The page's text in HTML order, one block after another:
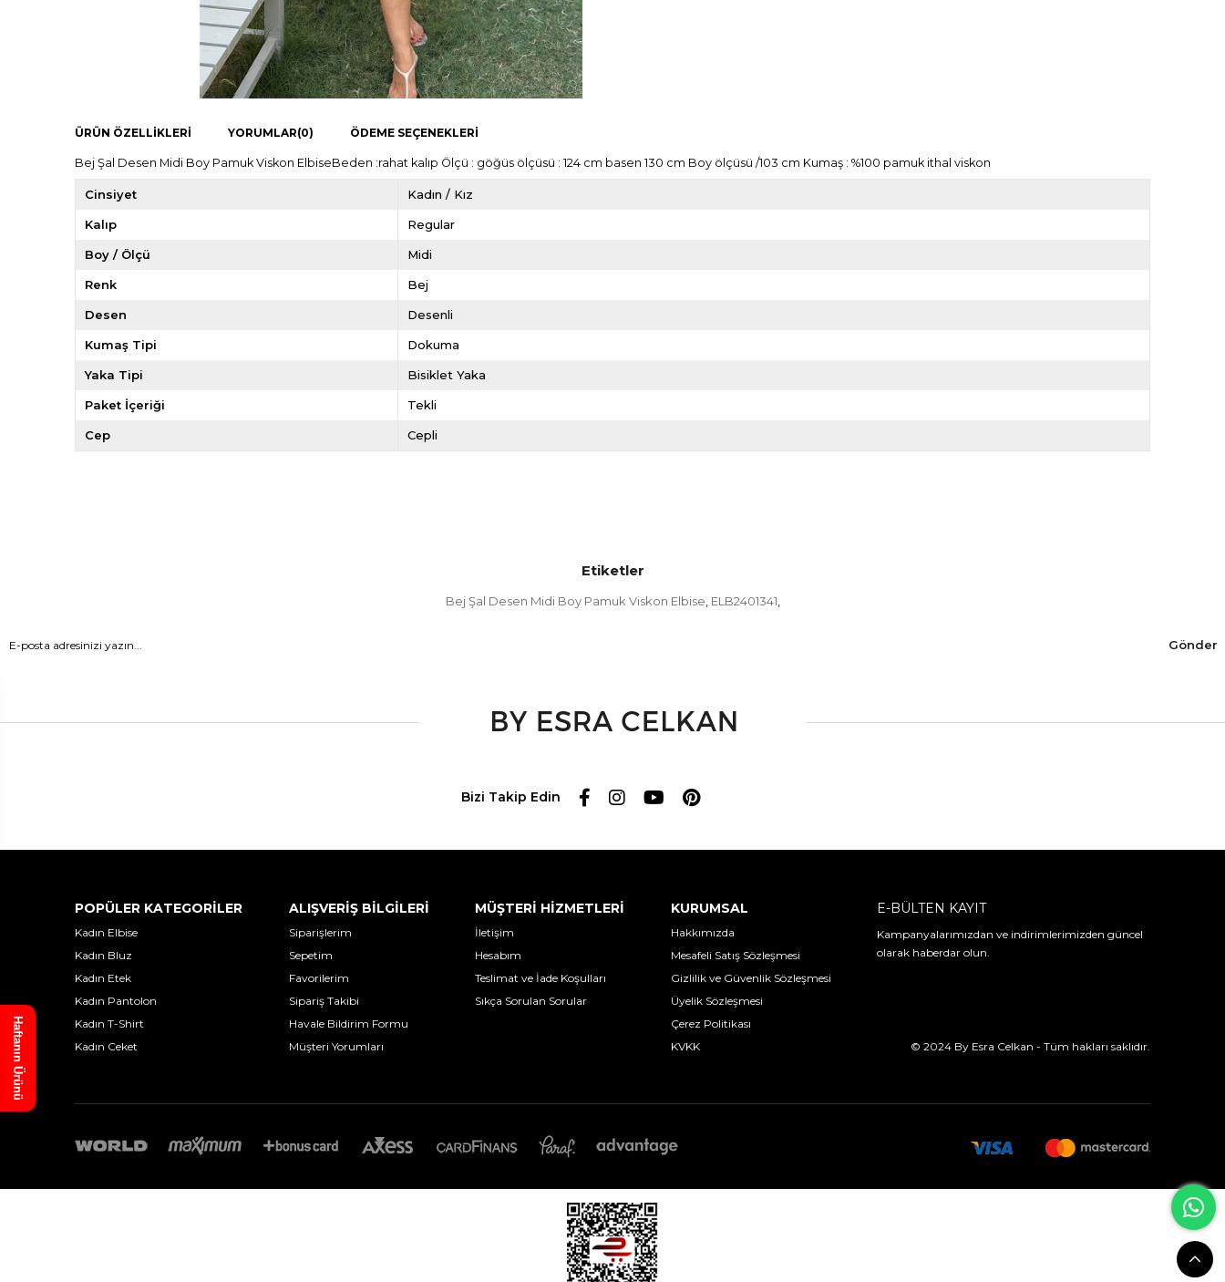
ÜRÜN ÖZELLIKLERI YORUMLAR(0) ÖDEME SEÇENEKLERI
Bej Şal Desen Midi Boy Pamuk Viskon ElbiseBeden :rahat kalıp Ölçü : göğüs ölçüsü : 124 cm basen 130 cm Boy ölçüsü /103 cm Kumaş : %100 pamuk ithal viskon
Cinsiyet Kadın / Kız
Kalıp Regular
Boy / Ölçü Midi
Renk Bej
Desen Desenli
Kumaş Tipi Dokuma
Yaka Tipi Bisiklet Yaka
Paket İçeriği Tekli
Cep Cepli
Etiketler
Bej Şal Desen Midi Boy Pamuk Viskon Elbise, ELB2401341,
Gönder
Bizi Takip Edin
POPÜLER KATEGORİLER
Kadın Elbise
Kadın Bluz
Kadın Etek
Kadın Pantolon
Kadın T-Shirt
Kadın Ceket
ALIŞVERİŞ BİLGİLERİ
Siparişlerim
Sepetim
Favorilerim
Sipariş Takibi
Havale Bildirim Formu
Müşteri Yorumları
MÜŞTERİ HİZMETLERİ
İletişim
Hesabım
Teslimat ve İade Koşulları
Sıkça Sorulan Sorular
KURUMSAL
Hakkımızda
Mesafeli Satış Sözleşmesi
Gizlilik ve Güvenlik Sözleşmesi
Üyelik Sözleşmesi
Çerez Politikası
KVKK
E-BÜLTEN KAYIT
Kampanyalarımızdan ve indirimlerimizden güncel
olarak haberdar olun.
© 2024 By Esra Celkan - Tüm hakları saklıdır.
Haftanın Ürünü